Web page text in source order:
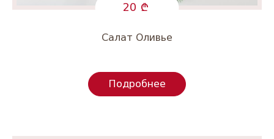
20
Салат Оливье
Подробнее